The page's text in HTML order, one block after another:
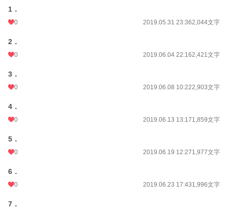
1．
0 2019.05.31 23:362,044文字
2．
0 2019.06.04 22:162,421文字
3．
0 2019.06.08 10:222,903文字
4．
0 2019.06.13 13:171,859文字
5．
0 2019.06.19 12:271,977文字
6．
0 2019.06.23 17:431,996文字
7．